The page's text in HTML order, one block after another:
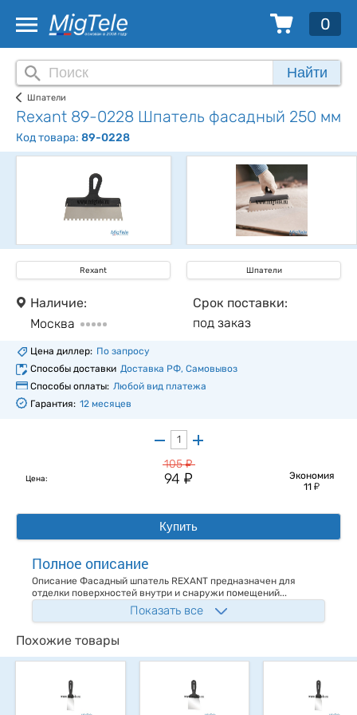
0
Найти
Шпатели
Rexant 89-0228 Шпатель фасадный 250 мм
Код товара: 89-0228
Rexant Шпатели
Наличие:
Москва
Срок поставки:
под заказ
Цена диллер: По запросу
Способы доставки Доставка РФ, Самовывоз
Способы оплаты: Любой вид платежа
Гарантия: 12 месяцев
Цена:
105у
94у
Экономия
11у
Купить
Полное описание
Описание Фасадный шпатель REXANT предназначен для
отделки поверхностей внутри и снаружи помещений...
Показать все
Похожие товары